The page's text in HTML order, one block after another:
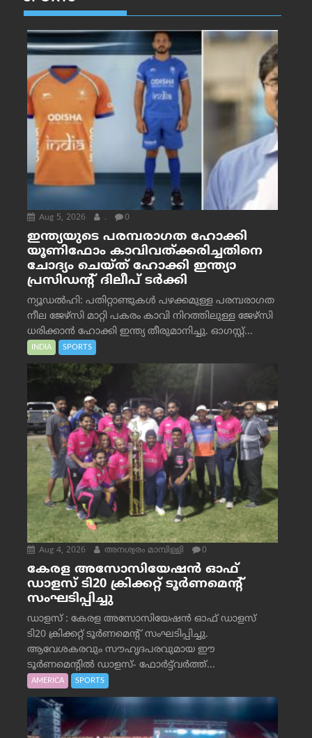
Aug 5, 2026 . 0
ഇന്ത്യയുടെ പരമ്പരാഗത ഹോക്കി
യൂണിഫോം കാവിവത്ക്കരിച്ചതിനെ
ചോദ്യം ചെയ്ത് ഹോക്കി ഇന്ത്യാ
പ്രസിഡന്റ് ദിലീപ് ടര്‍ക്കി
ന്യൂഡൽഹി: പതിറ്റാണ്ടുകൾ പഴക്കമുള്ള പരമ്പരാഗത
നീല ജേഴ്‌സി മാറ്റി പകരം കാവി നിറത്തിലുള്ള ജേഴ്‌സി
ധരിക്കാൻ ഹോക്കി ഇന്ത്യ തീരുമാനിച്ചു. ഓഗസ്റ്റ്...
INDIA SPORTS
Aug 4, 2026 അനശ്വരം മാമ്പിള്ളി 0
കേരള അസോസിയേഷൻ ഓഫ്
ഡാളസ് ടി20 ക്രിക്കറ്റ് ടൂർണമെന്റ്
സംഘടിപ്പിച്ചു
ഡാളസ് : കേരള അസോസിയേഷൻ ഓഫ് ഡാളസ്
ടി20 ക്രിക്കറ്റ് ടൂർണമെന്റ് സംഘടിപ്പിച്ചു.
ആവേശകരവും സൗഹൃദപരവുമായ ഈ
ടൂർണമെന്റിൽ ഡാളസ്- ഫോർട്ട്‌വര്‍ത്ത്...
AMERICA SPORTS